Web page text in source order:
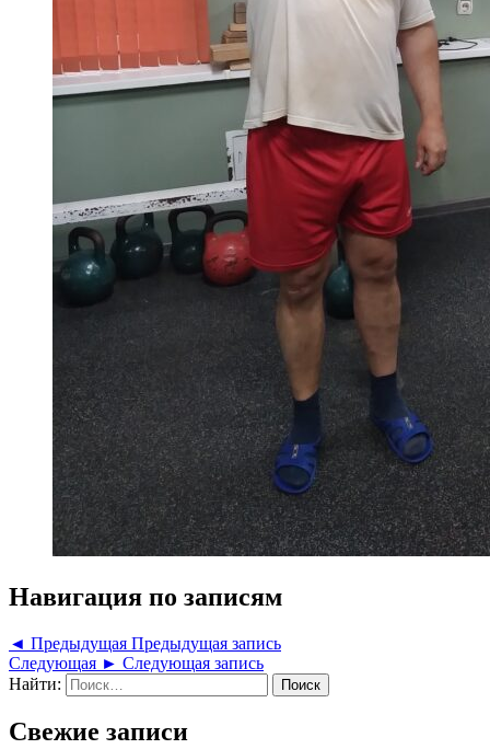
Навигация по записям
◄ Предыдущая Предыдущая запись
Следующая ► Следующая запись
Найти:
Свежие записи